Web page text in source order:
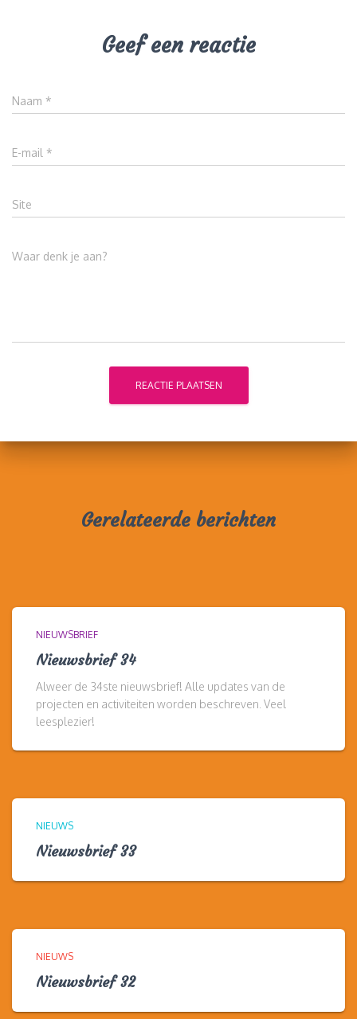
Geef een reactie
Naam *
E-mail *
Site
Waar denk je aan?
Gerelateerde berichten
NIEUWSBRIEF
Nieuwsbrief 34
Alweer de 34ste nieuwsbrief! Alle updates van de
projecten en activiteiten worden beschreven. Veel
leesplezier!
NIEUWS
Nieuwsbrief 33
NIEUWS
Nieuwsbrief 32